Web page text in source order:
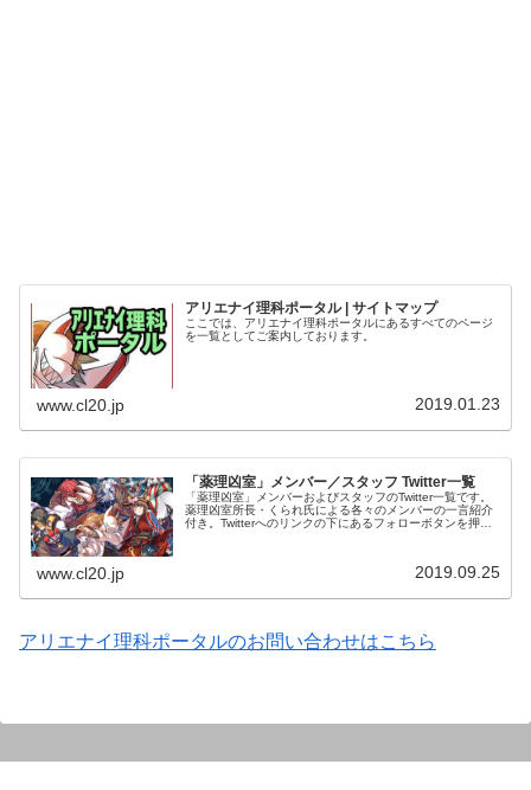
アリエナイ理科ポータル | サイトマップ
ここでは、アリエナイ理科ポータルにあるすべてのページ
を一覧としてご案内しております。
www.cl20.jp 2019.01.23
「薬理凶室」メンバー／スタッフ Twitter一覧
「薬理凶室」メンバーおよびスタッフのTwitter一覧です。
薬理凶室所長・くられ氏による各々のメンバーの一言紹介
付き。Twitterへのリンクの下にあるフォローボタンを押す
www.cl20.jp 2019.09.25
アリエナイ理科ポータルのお問い合わせはこちら